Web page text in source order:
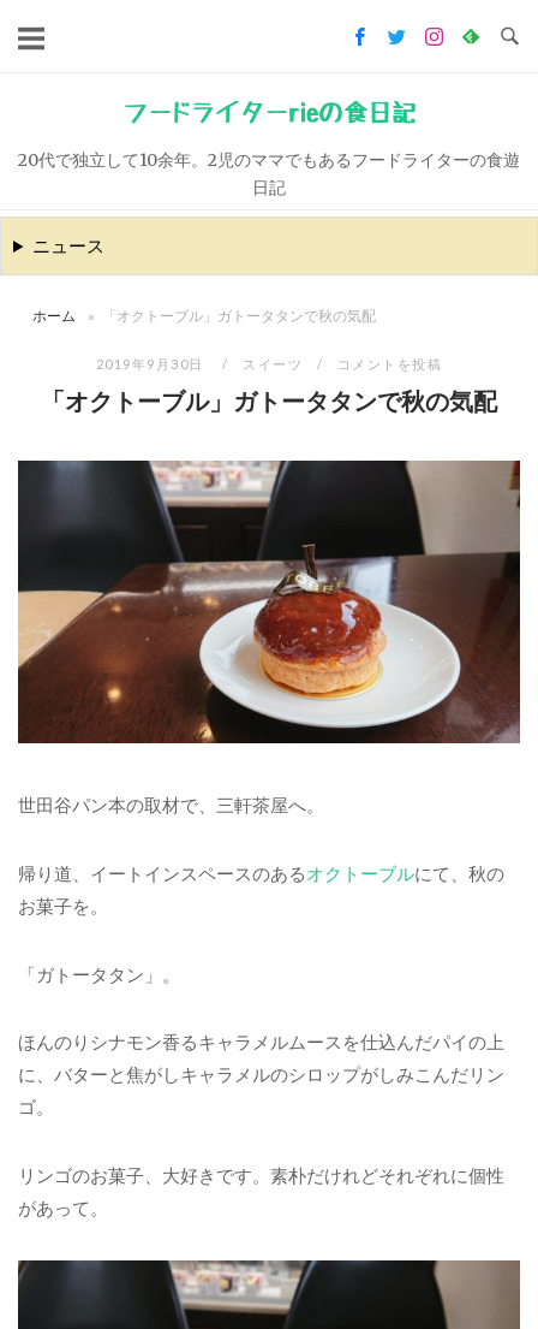
キ
ッ
フードライターrieの食日記
20代で独立して10余年。2児のママでもあるフードライターの食遊
日記
ニュース
ホーム » 「オクトーブル」ガトータタンで秋の気配
2019年9月30日 スイーツ コメントを投稿
「オクトーブル」ガトータタンで秋の気配
世田谷パン本の取材で、三軒茶屋へ。
帰り道、イートインスペースのあるオクトーブルにて、秋の
お菓子を。
「ガトータタン」。
ほんのりシナモン香るキャラメルムースを仕込んだパイの上
に、バターと焦がしキャラメルのシロップがしみこんだリン
ゴ。
リンゴのお菓子、大好きです。素朴だけれどそれぞれに個性
があって。